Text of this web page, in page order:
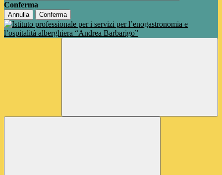
Conferma
Annulla Conferma